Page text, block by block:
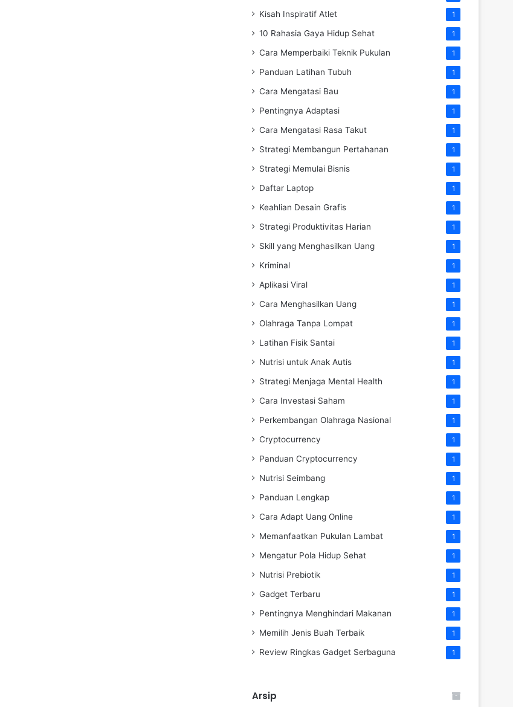
Kisah Inspiratif Atlet 1
10 Rahasia Gaya Hidup Sehat 1
Cara Memperbaiki Teknik Pukulan 1
Panduan Latihan Tubuh 1
Cara Mengatasi Bau 1
Pentingnya Adaptasi 1
Cara Mengatasi Rasa Takut 1
Strategi Membangun Pertahanan 1
Strategi Memulai Bisnis 1
Daftar Laptop 1
Keahlian Desain Grafis 1
Strategi Produktivitas Harian 1
Skill yang Menghasilkan Uang 1
Kriminal 1
Aplikasi Viral 1
Cara Menghasilkan Uang 1
Olahraga Tanpa Lompat 1
Latihan Fisik Santai 1
Nutrisi untuk Anak Autis 1
Strategi Menjaga Mental Health 1
Cara Investasi Saham 1
Perkembangan Olahraga Nasional 1
Cryptocurrency 1
Panduan Cryptocurrency 1
Nutrisi Seimbang 1
Panduan Lengkap 1
Cara Adapt Uang Online 1
Memanfaatkan Pukulan Lambat 1
Mengatur Pola Hidup Sehat 1
Nutrisi Prebiotik 1
Gadget Terbaru 1
Pentingnya Menghindari Makanan 1
Memilih Jenis Buah Terbaik 1
Review Ringkas Gadget Serbaguna 1
Arsip